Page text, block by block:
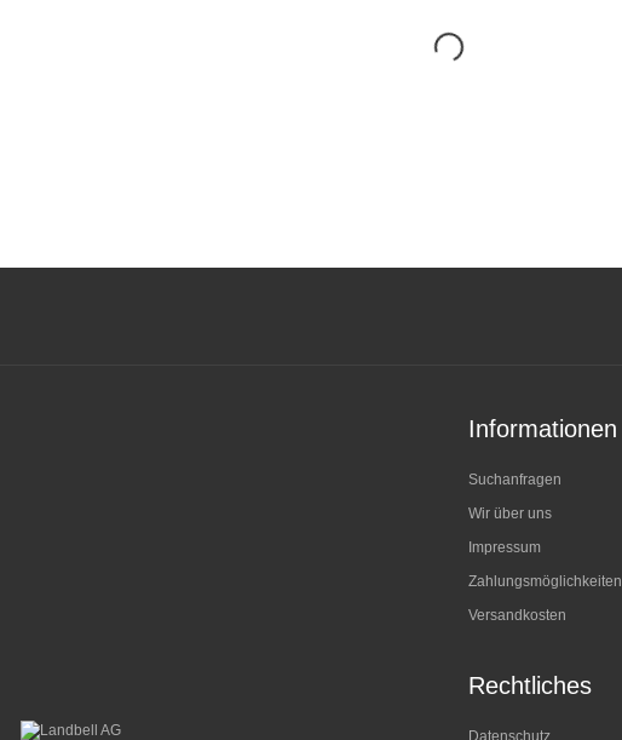
Informationen
Suchanfragen
Wir über uns
Impressum
Zahlungsmöglichkeiten
Versandkosten
Rechtliches
Datenschutz